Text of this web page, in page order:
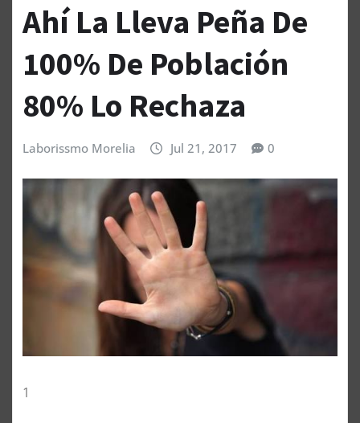
Ahí La Lleva Peña De
100% De Población
80% Lo Rechaza
Laborissmo Morelia Jul 21, 2017 0
1